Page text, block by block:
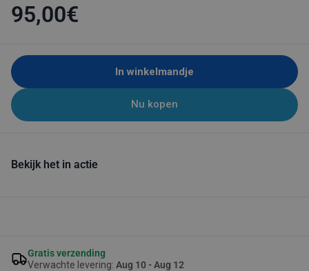
95,00€
In winkelmandje
Nu kopen
Bekijk het in actie
Gratis verzending
Verwachte levering: Aug 10 - Aug 12